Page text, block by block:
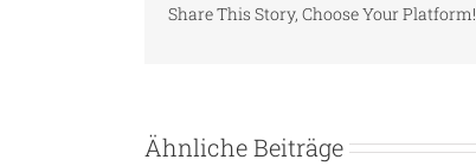
Share This Story, Choose Your Platform!
Ähnliche Beiträge